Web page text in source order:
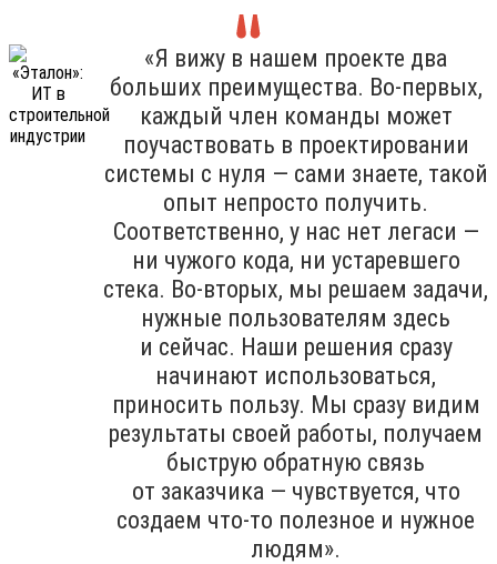
«Я вижу в нашем проекте два
больших преимущества. Во-первых,
каждый член команды может
поучаствовать в проектировании
системы с нуля — сами знаете, такой
опыт непросто получить.
Соответственно, у нас нет легаси —
ни чужого кода, ни устаревшего
стека. Во-вторых, мы решаем задачи,
нужные пользователям здесь
и сейчас. Наши решения сразу
начинают использоваться,
приносить пользу. Мы сразу видим
результаты своей работы, получаем
быструю обратную связь
от заказчика — чувствуется, что
создаем что-то полезное и нужное
людям».